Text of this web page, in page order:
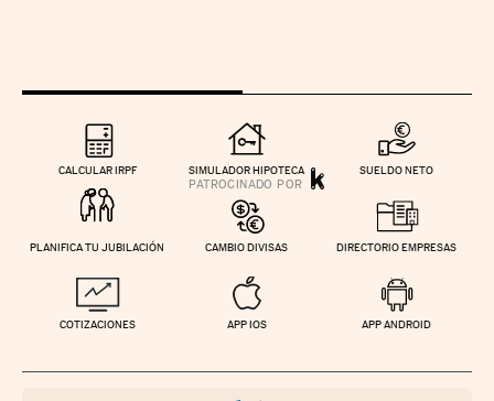
CALCULAR IRPF SIMULADOR HIPOTECA SUELDO NETO
PLANIFICA TU JUBILACIÓN CAMBIO DIVISAS DIRECTORIO EMPRESAS
COTIZACIONES APP IOS APP ANDROID